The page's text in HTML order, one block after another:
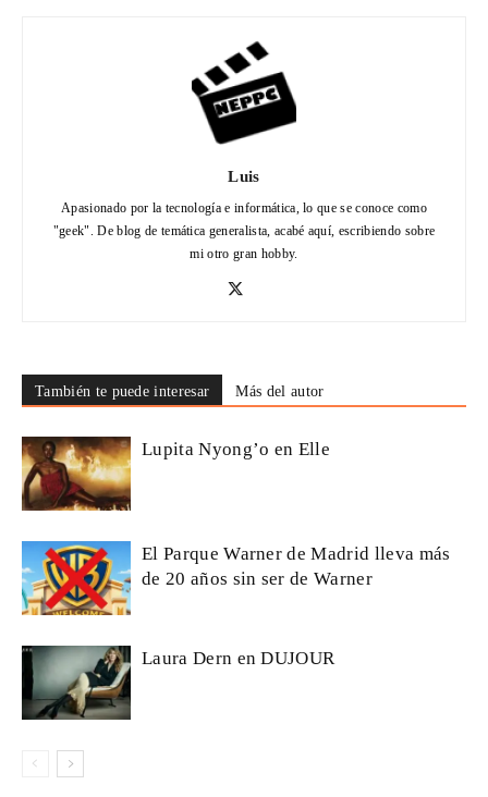
Luis
Apasionado por la tecnología e informática, lo que se conoce como
"geek". De blog de temática generalista, acabé aquí, escribiendo sobre
mi otro gran hobby.
También te puede interesar Más del autor
Lupita Nyong’o en Elle
El Parque Warner de Madrid lleva más
de 20 años sin ser de Warner
Laura Dern en DUJOUR